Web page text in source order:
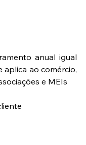
anual igual
aplica ao comércio,
e MEIs